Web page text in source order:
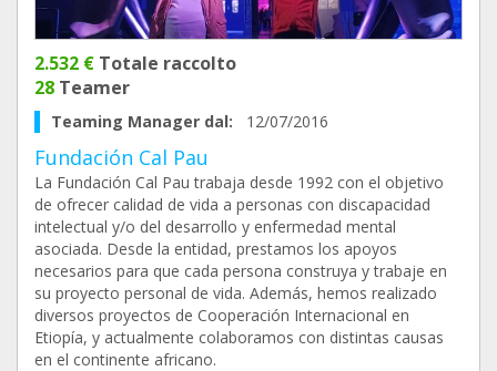
2.532 € Totale raccolto
28 Teamer
Teaming Manager dal: 12/07/2016
Fundación Cal Pau
La Fundación Cal Pau trabaja desde 1992 con el objetivo
de ofrecer calidad de vida a personas con discapacidad
intelectual y/o del desarrollo y enfermedad mental
asociada. Desde la entidad, prestamos los apoyos
necesarios para que cada persona construya y trabaje en
su proyecto personal de vida. Además, hemos realizado
diversos proyectos de Cooperación Internacional en
Etiopía, y actualmente colaboramos con distintas causas
en el continente africano.